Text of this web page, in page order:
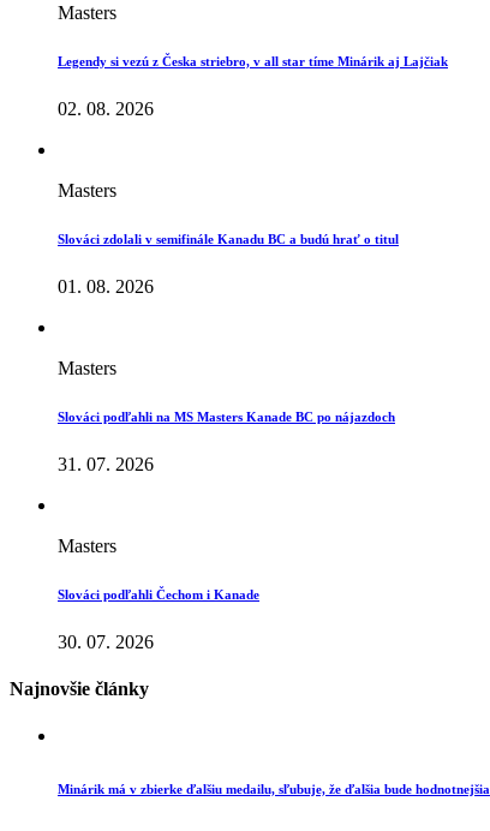
Masters
Legendy si vezú z Česka striebro, v all star tíme Minárik aj Lajčiak
02. 08. 2026
Masters
Slováci zdolali v semifinále Kanadu BC a budú hrať o titul
01. 08. 2026
Masters
Slováci podľahli na MS Masters Kanade BC po nájazdoch
31. 07. 2026
Masters
Slováci podľahli Čechom i Kanade
30. 07. 2026
Najnovšie články
Minárik má v zbierke ďalšiu medailu, sľubuje, že ďalšia bude hodnotnejšia